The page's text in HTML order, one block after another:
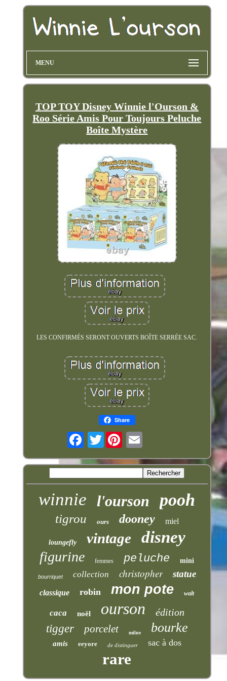
MENU
TOP TOY Disney Winnie l'Ourson &
Roo Série Amis Pour Toujours Peluche
Boîte Mystère
LES CONFIRMÉS SERONT OUVERTS BOÎTE SERRÉE SAC.
Share
Twitter
winnie l'ourson pooh
tigrou ours dooney miel
loungefly vintage disney
figurine femmes peluche mini
bourriquet collection christopher statue
classique robin mon pote walt
caca noël ourson édition
tigger porcelet milne bourke
amis eeyore de distinguer sac à dos
rare